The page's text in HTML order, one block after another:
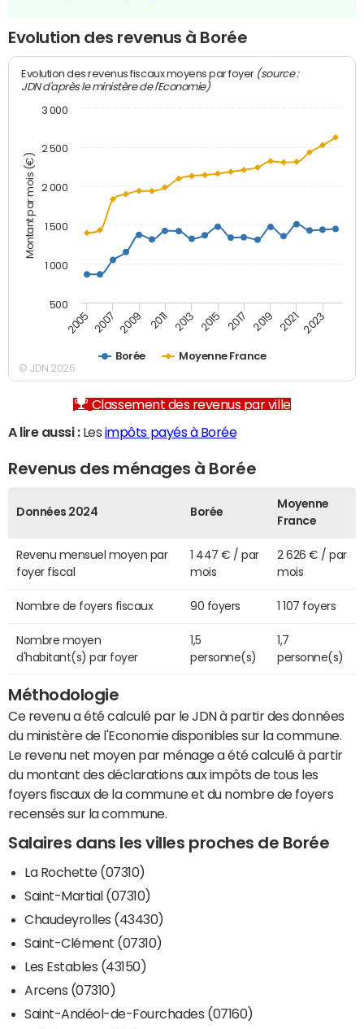
Evolution des revenus à Borée
Montant par mois (€)
Evolution des revenus fiscaux moyens par foyer (source :
JDN d'après le ministère de l'Economie)
Borée Moyenne France
2005 2007 2009 2011 2013 2015 2017 2019 2021 2023
500
1 000
1 500
2 000
2 500
3 000
© JDN 2026
Classement des revenus par ville
A lire aussi :Les impôts payés à Borée
Revenus des ménages à Borée
Données 2024 Borée
Moyenne
France
Revenu mensuel moyen par
foyer fiscal
1 447 € / par
mois
2 626 € / par
mois
Nombre de foyers fiscaux 90 foyers 1 107 foyers
Nombre moyen
d'habitant(s) par foyer
1,5
personne(s)
1,7
personne(s)
Méthodologie
Ce revenu a été calculé par le JDN à partir des données
du ministère de l'Economie disponibles sur la commune.
Le revenu net moyen par ménage a été calculé à partir
du montant des déclarations aux impôts de tous les
foyers fiscaux de la commune et du nombre de foyers
recensés sur la commune.
Salaires dans les villes proches de Borée
La Rochette (07310)
Saint-Martial (07310)
Chaudeyrolles (43430)
Saint-Clément (07310)
Les Estables (43150)
Arcens (07310)
Saint-Andéol-de-Fourchades (07160)